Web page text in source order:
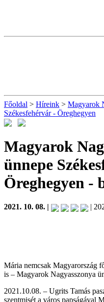
Főoldal > Híreink > Magyarok
Székesfehérvár - Öreghegyen
Magyarok
ünnepe
Öreghegyen -
2021. 10. 08. | |
Mária nemcsak Magyarország
is – Magyarok Nagyasszonya
2021.10.08. – Ugrits Tamás
szentmisét a város papságával